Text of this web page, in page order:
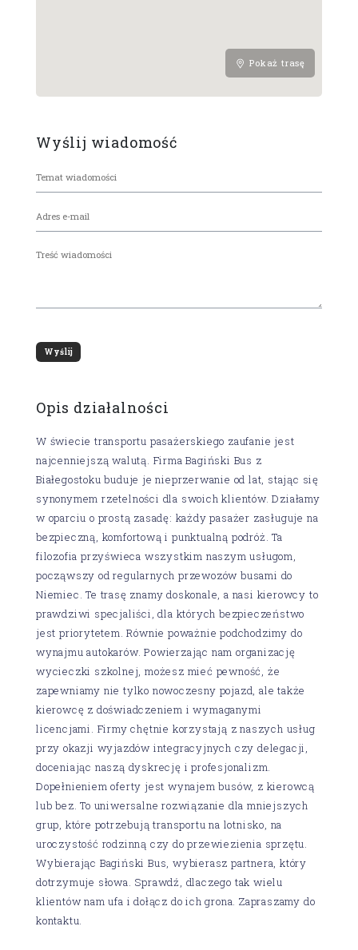
Pokaż trasę
Wyślij wiadomość
Opis działalności
W świecie transportu pasażerskiego zaufanie jest
najcenniejszą walutą. Firma Bagiński Bus z
Białegostoku buduje je nieprzerwanie od lat, stając się
synonymem rzetelności dla swoich klientów. Działamy
w oparciu o prostą zasadę: każdy pasażer zasługuje na
bezpieczną, komfortową i punktualną podróż. Ta
filozofia przyświeca wszystkim naszym usługom,
począwszy od regularnych przewozów busami do
Niemiec. Te trasę znamy doskonale, a nasi kierowcy to
prawdziwi specjaliści, dla których bezpieczeństwo
jest priorytetem. Równie poważnie podchodzimy do
wynajmu autokarów. Powierzając nam organizację
wycieczki szkolnej, możesz mieć pewność, że
zapewniamy nie tylko nowoczesny pojazd, ale także
kierowcę z doświadczeniem i wymaganymi
licencjami. Firmy chętnie korzystają z naszych usług
przy okazji wyjazdów integracyjnych czy delegacji,
doceniając naszą dyskrecję i profesjonalizm.
Dopełnieniem oferty jest wynajem busów, z kierowcą
lub bez. To uniwersalne rozwiązanie dla mniejszych
grup, które potrzebują transportu na lotnisko, na
uroczystość rodzinną czy do przewiezienia sprzętu.
Wybierając Bagiński Bus, wybierasz partnera, który
dotrzymuje słowa. Sprawdź, dlaczego tak wielu
klientów nam ufa i dołącz do ich grona. Zapraszamy do
kontaktu.